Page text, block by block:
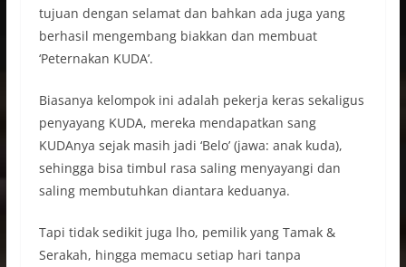
tujuan dengan selamat dan bahkan ada juga yang
berhasil mengembang biakkan dan membuat
‘Peternakan KUDA’.
Biasanya kelompok ini adalah pekerja keras sekaligus
penyayang KUDA, mereka mendapatkan sang
KUDAnya sejak masih jadi ‘Belo’ (jawa: anak kuda),
sehingga bisa timbul rasa saling menyayangi dan
saling membutuhkan diantara keduanya.
Tapi tidak sedikit juga lho, pemilik yang Tamak &
Serakah, hingga memacu setiap hari tanpa